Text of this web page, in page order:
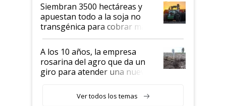
Siembran 3500 hectáreas y
apuestan todo a la soja no
transgénica para cobrar más
por tonelada: compraron un
semillero
A los 10 años, la empresa
rosarina del agro que da un
giro para atender una nueva
Ver todos los temas